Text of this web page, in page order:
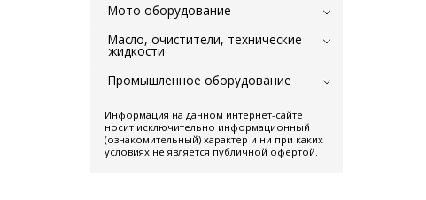
Мото оборудование
Масло, очистители, технические
жидкости
Промышленное оборудование
Информация на данном интернет-сайте
носит исключительно информационный
(ознакомительный) характер и ни при каких
условиях не является публичной офертой.